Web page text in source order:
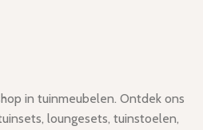
in tuinmeubelen. Ontdek ons
loungesets, tuinstoelen,